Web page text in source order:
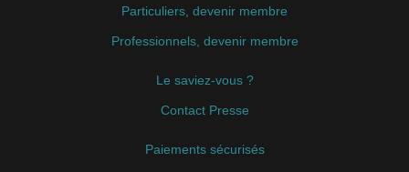
Particuliers, devenir membre
Professionnels, devenir membre
Le saviez-vous ?
Contact Presse
Paiements sécurisés